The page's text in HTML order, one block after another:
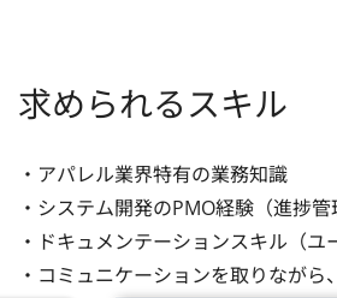
求められるスキル
・アパレル業界特有の業務知識
・システム開発のPMO経験（進捗
・ドキュメンテーションスキル（ユ
・コミュニケーションを取りなが